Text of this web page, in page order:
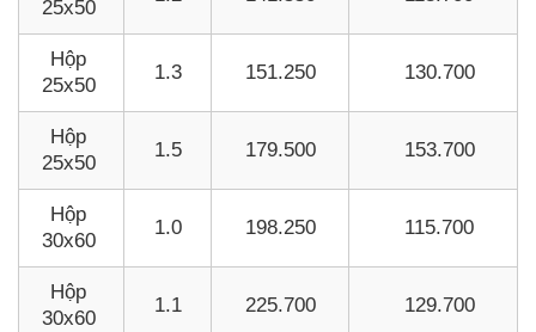
25x50
Hộp
25x50
1.3 151.250 130.700
Hộp
25x50
1.5 179.500 153.700
Hộp
30x60
1.0 198.250 115.700
Hộp
30x60
1.1 225.700 129.700